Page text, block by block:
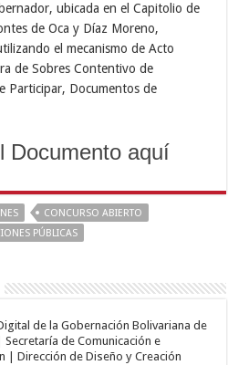
ubicada en el Capitolio de
de Oca y Díaz Moreno,
el mecanismo de Acto
de Sobres Contentivo de
Participar, Documentos de
Documento aquí
CONCURSO ABIERTO
PÚBLICAS
de la Gobernación Bolivariana de
de Comunicación e
| Dirección de Diseño y Creación